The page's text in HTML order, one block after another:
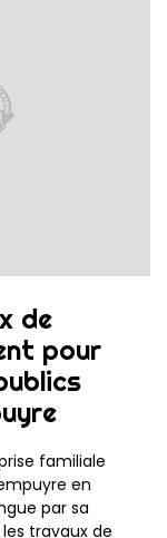
de
pour
familiale
en
par sa
travaux de